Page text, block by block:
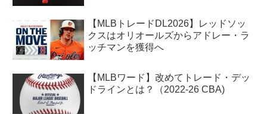
【MLBトレードDL2026】レッドソッ
クスはオリオールズからアドレー・ラ
ッチマンを獲得へ
【MLBワード】改めてトレード・デッ
ドラインとは？（2022-26 CBA)